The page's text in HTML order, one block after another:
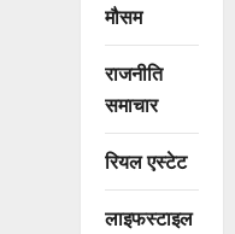
मौसम
राजनीति
समाचार
रियल एस्टेट
लाइफस्टाइल